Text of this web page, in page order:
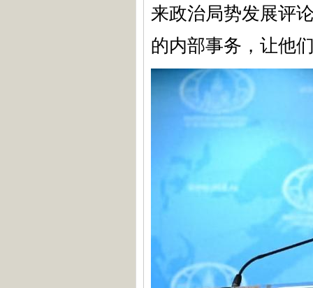
来政治局势发展评
的内部事务，让他